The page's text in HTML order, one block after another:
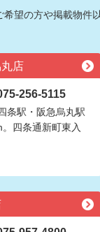
希望の方や掲載物件
店
256-5115
条駅・阪急烏丸駅
四条通新町東入